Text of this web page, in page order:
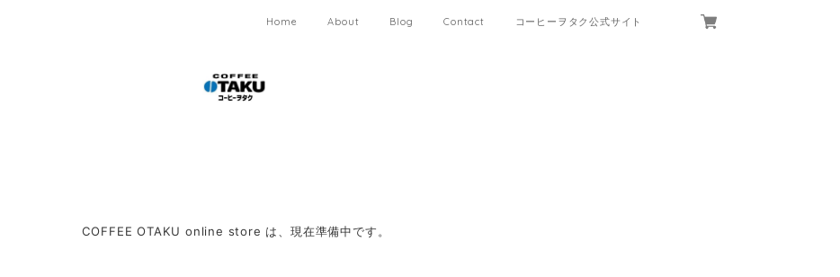
Home About Blog Contact コーヒーヲタク公式サイト
COFFEE OTAKU online store は、現在準備中です。